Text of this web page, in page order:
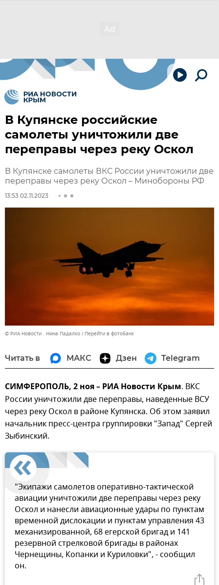
В Купянске российские
самолеты уничтожили две
переправы через реку Оскол
В Купянске самолеты ВКС России уничтожили две
переправы через реку Оскол – Минобороны РФ
13:53 02.11.2023
© РИА Новости . Нина Падалко Перейти в фотобанк
Читать в МАКС Дзен Telegram
СИМФЕРОПОЛЬ, 2 ноя – РИА Новости Крым. ВКС
России уничтожили две переправы, наведенные ВСУ
через реку Оскол в районе Купянска. Об этом заявил
начальник пресс-центра группировки "Запад" Сергей
Зыбинский.
"Экипажи самолетов оперативно-тактической
авиации уничтожили две переправы через реку
Оскол и нанесли авиационные удары по пунктам
временной дислокации и пунктам управления 43
механизированной, 68 егерской бригад и 141
резервной стрелковой бригады в районах
Чернещины, Копанки и Куриловки", - сообщил
он.